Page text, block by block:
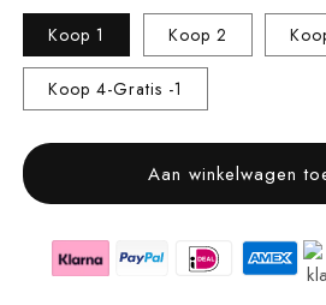
Koop 1 Koop 2
Koop 4-Gratis -1
Aan winkelwagen